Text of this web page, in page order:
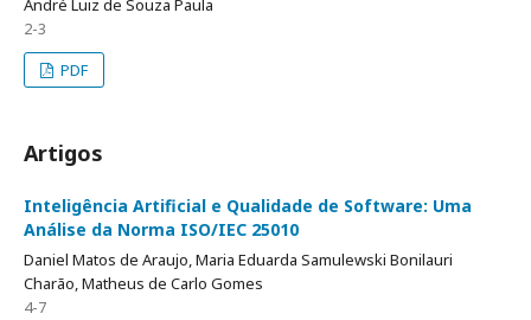
André Luiz de Souza Paula
2-3
PDF
Artigos
Inteligência Artificial e Qualidade de Software: Uma
Análise da Norma ISO/IEC 25010
Daniel Matos de Araujo, Maria Eduarda Samulewski Bonilauri
Charão, Matheus de Carlo Gomes
4-7